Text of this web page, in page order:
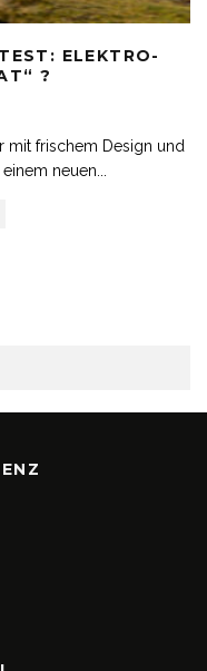
ELEKTRO-
?
mit frischem Design und
neuen